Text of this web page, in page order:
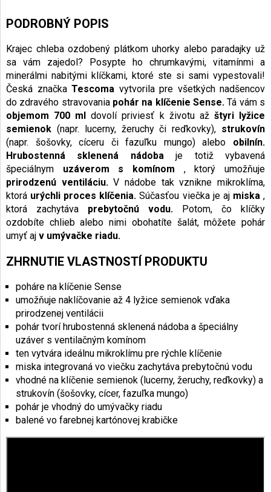
PODROBNÝ POPIS
Krajec chleba ozdobený plátkom uhorky alebo paradajky už
sa vám zajedol? Posypte ho chrumkavými, vitamínmi a
minerálmi nabitými klíčkami, ktoré ste si sami vypestovali!
Česká značka Tescoma vytvorila pre všetkých nadšencov
do zdravého stravovania pohár na klíčenie Sense. Tá vám s
objemom 700 ml dovolí priviesť k životu až štyri lyžice
semienok (napr. lucerny, žeruchy či reďkovky), strukovín
(napr. šošovky, cíceru či fazuľku mungo) alebo obilnín.
Hrubostenná sklenená nádobaje totiž vybavená
špeciálnym uzáverom s komínom , ktorý umožňuje
prirodzenú ventiláciu.V nádobe tak vznikne mikroklíma,
ktorá urýchli proces klíčenia. Súčasťou viečka je aj miska,
ktorá zachytáva prebytočnú vodu. Potom, čo klíčky
ozdobíte chlieb alebo nimi obohatíte šalát, môžete pohár
umyť aj v umývačke riadu.
ZHRNUTIE VLASTNOSTÍ PRODUKTU
poháre na klíčenie Sense
umožňuje naklíčovanie až 4 lyžice semienok vďaka
prirodzenej ventilácii
pohár tvorí hrubostenná sklenená nádoba a špeciálny
uzáver s ventilačným komínom
ten vytvára ideálnu mikroklímu pre rýchle klíčenie
miska integrovaná vo viečku zachytáva prebytočnú vodu
vhodné na klíčenie semienok (lucerny, žeruchy, reďkovky) a
strukovín (šošovky, cícer, fazuľka mungo)
pohár je vhodný do umývačky riadu
balené vo farebnej kartónovej krabičke